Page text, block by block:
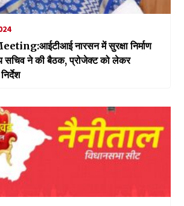
नारसन में सुरक्षा निर्माण
सचिव ने की बैठक, प्रोजेक्ट को लेकर